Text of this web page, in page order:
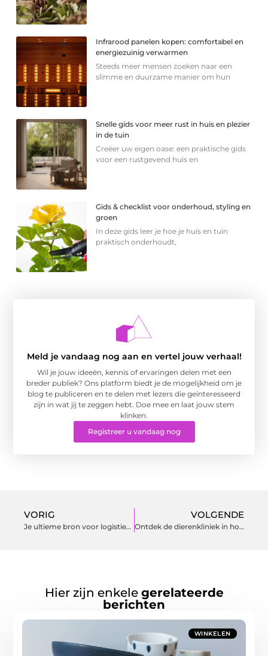
Infrarood panelen kopen: comfortabel en
energiezuinig verwarmen
Steeds meer mensen zoeken naar een
slimme en duurzame manier om hun
Snelle gids voor meer rust in huis en plezier
in de tuin
Creëer uw eigen oase: een praktische gids
voor een rustgevend huis en
Gids & checklist voor onderhoud, styling en
groen
In deze gids leer je hoe je huis en tuin
praktisch onderhoudt,
Meld je vandaag nog aan en vertel jouw verhaal!
Wil je jouw ideeën, kennis of ervaringen delen met een
breder publiek? Ons platform biedt je de mogelijkheid om je
blog te publiceren en te delen met lezers die geïnteresseerd
zijn in wat jij te zeggen hebt. Doe mee en laat jouw stem
klinken.
Registreer u vandaag nog
VORIG
Je ultieme bron voor logistieke oplossingen: een diepgaande blik op transport en logistiek
VOLGENDE
Ontdek de dierenkliniek in hoogvliet voor complete zorg voor uw huisdier
Hier zijn enkele gerelateerde
berichten
WINKELEN